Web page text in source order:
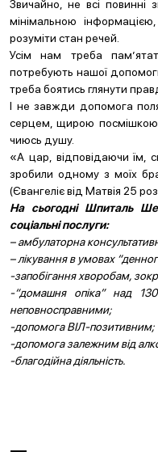
Звичайно, не всі повинні
мінімальною
розуміти стан речей.
Усім нам треба
потребують нашої
треба боятись глянути
І не завжди допомога
серцем, щирою
чиюсь душу.
«А цар, відповідаючи їм,
зробили одному з моїх
(Євангеліє від Матвія 25
На сьогодні Шпиталь
соціальні послуги:
– амбулаторна
– лікування в умовах
-запобігання хворобам,
-“домашня опіка” над
неповносправними;
-допомога ВІЛ-позитивним;
-допомога залежним від
-благодійна діяльність.